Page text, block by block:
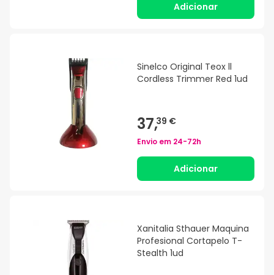
Adicionar
Sinelco Original Teox ll
Cordless Trimmer Red 1ud
37,39 €
Envio em 24-72h
Adicionar
Xanitalia Sthauer Maquina
Profesional Cortapelo T-
Stealth 1ud